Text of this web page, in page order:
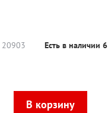
20903 Есть в наличии6